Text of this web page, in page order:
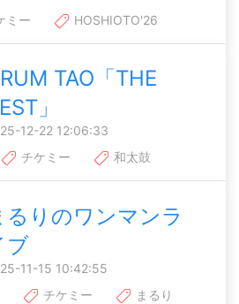
ミー HOSHIOTO'26
TAO「THE
」
12-22 12:06:33
チケミー 和太鼓
るりのワンマンラ
ブ
11-15 10:42:55
チケミー まるり